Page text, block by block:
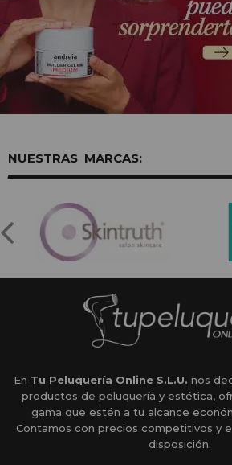
MARCAS:
En Tu Peluquería Online S.L.U. nos
productos de peluquería y estética,
gama que estén a tu alcance
Contamos con precios competitivos y
disposición.